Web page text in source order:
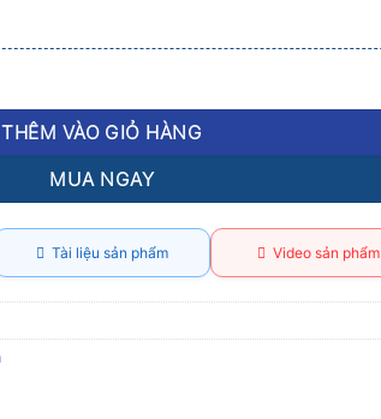
Điện trở suất/Độ mặn số lượng
THÊM VÀO GIỎ HÀNG
MUA NGAY
Tài liệu sản phẩm Video sản phẩm